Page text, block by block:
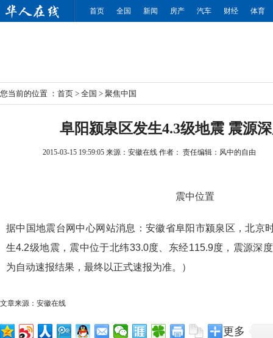
首页 全国 新闻 房产 汽车 财经 体育
您当前的位置 ： 首页 > 全国 > 聚焦中国
阜阳颍泉区发生4.3级地震 震源
2015-03-15 19:59:05 来源：安徽在线 作者： 责任编辑： 风中的自由
震中位置
据中国地震台网中心网站消息：安徽省阜阳市颍泉区，北京
生4.2级地震，震中位于北纬33.0度、东经115.9度，震源深
为自动速报结果，最终以正式速报为准。）
文章来源：安徽在线
更多